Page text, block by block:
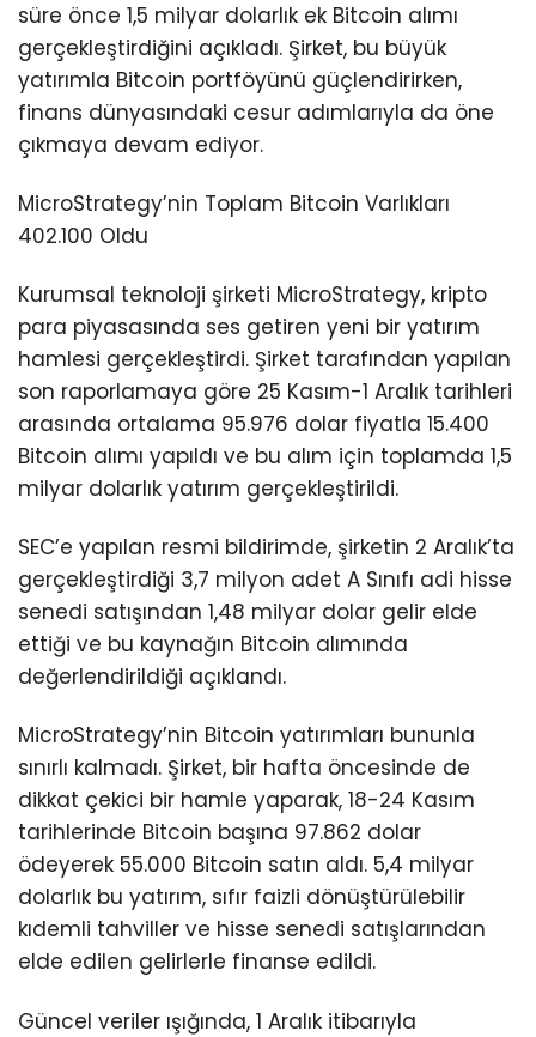
süre önce 1,5 milyar dolarlık ek Bitcoin alımı
gerçekleştirdiğini açıkladı. Şirket, bu büyük
yatırımla Bitcoin portföyünü güçlendirirken,
finans dünyasındaki cesur adımlarıyla da öne
çıkmaya devam ediyor.
MicroStrategy’nin Toplam Bitcoin Varlıkları
402.100 Oldu
Kurumsal teknoloji şirketi MicroStrategy, kripto
para piyasasında ses getiren yeni bir yatırım
hamlesi gerçekleştirdi. Şirket tarafından yapılan
son raporlamaya göre 25 Kasım-1 Aralık tarihleri
arasında ortalama 95.976 dolar fiyatla 15.400
Bitcoin alımı yapıldı ve bu alım için toplamda 1,5
milyar dolarlık yatırım gerçekleştirildi.
SEC’e yapılan resmi bildirimde, şirketin 2 Aralık’ta
gerçekleştirdiği 3,7 milyon adet A Sınıfı adi hisse
senedi satışından 1,48 milyar dolar gelir elde
ettiği ve bu kaynağın Bitcoin alımında
değerlendirildiği açıklandı.
MicroStrategy’nin Bitcoin yatırımları bununla
sınırlı kalmadı. Şirket, bir hafta öncesinde de
dikkat çekici bir hamle yaparak, 18-24 Kasım
tarihlerinde Bitcoin başına 97.862 dolar
ödeyerek 55.000 Bitcoin satın aldı. 5,4 milyar
dolarlık bu yatırım, sıfır faizli dönüştürülebilir
kıdemli tahviller ve hisse senedi satışlarından
elde edilen gelirlerle finanse edildi.
Güncel veriler ışığında, 1 Aralık itibarıyla